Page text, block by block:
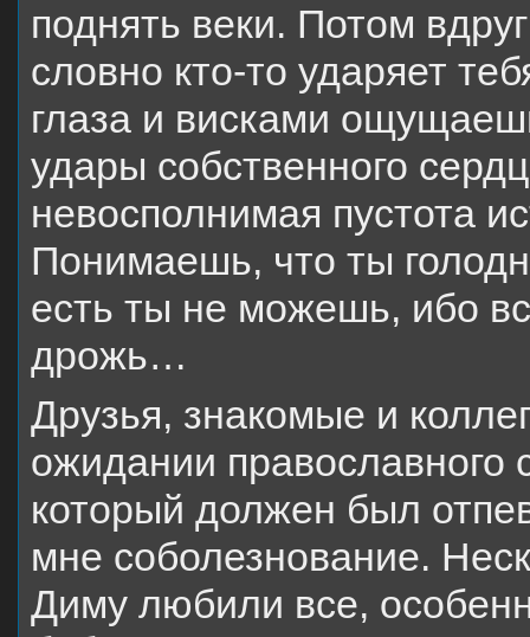
поднять веки. Потом
словно кто-то ударяет
глаза и висками
удары собственного
невосполнимая пустота
Понимаешь, что ты
есть ты не можешь, ибо
дрожь…
Друзья, знакомые и
ожидании
который должен был
мне соболезнование.
Диму любили все,